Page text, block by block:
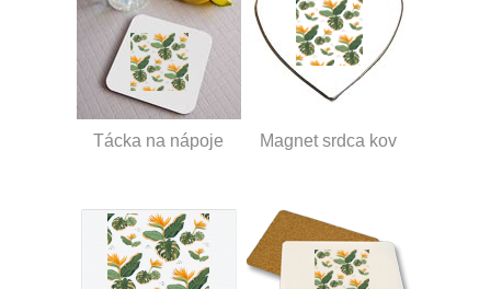
Tácka na nápoje Magnet srdca kov